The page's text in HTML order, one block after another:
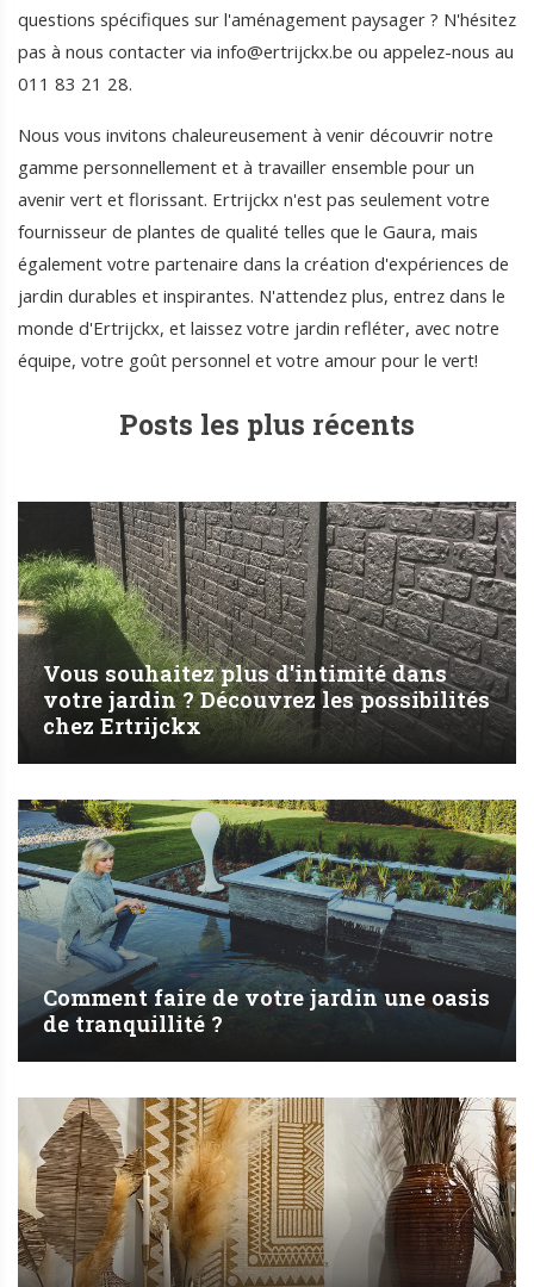
questions spécifiques sur l'aménagement paysager ? N'hésitez
pas à nous contacter via info@ertrijckx.be ou appelez-nous au
011 83 21 28.
Nous vous invitons chaleureusement à venir découvrir notre
gamme personnellement et à travailler ensemble pour un
avenir vert et florissant. Ertrijckx n'est pas seulement votre
fournisseur de plantes de qualité telles que le Gaura, mais
également votre partenaire dans la création d'expériences de
jardin durables et inspirantes. N'attendez plus, entrez dans le
monde d'Ertrijckx, et laissez votre jardin refléter, avec notre
équipe, votre goût personnel et votre amour pour le vert!
Posts les plus récents
Vous souhaitez plus d'intimité dans
votre jardin ? Découvrez les possibilités
chez Ertrijckx
Comment faire de votre jardin une oasis
de tranquillité ?